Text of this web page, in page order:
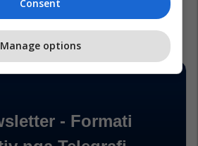
Consent
Manage options